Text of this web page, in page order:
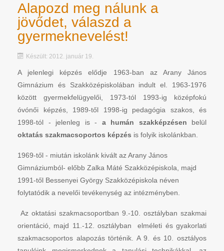
Alapozd meg nálunk a
jövődet, válaszd a
gyermeknevelést!
Készült: 2012. január 19.
A jelenlegi képzés elődje 1963-ban az Arany János
Gimnázium és Szakközépiskolában indult el. 1963-1976
között gyermekfelügyelői, 1973-tól 1993-ig középfokú
óvónői képzés, 1989-től 1998-ig pedagógia szakos, és
1998-tól - jelenleg is - a humán szakképzésen belül
oktatás szakmacsoportos képzés is folyik iskolánkban.
1969-től - miután iskolánk kivált az Arany János
Gimnáziumból- előbb Zalka Máté Szakközépiskola, majd
1991-től Bessenyei György Szakközépiskola néven
folytatódik a nevelői tevékenység az intézményben.
Az oktatási szakmacsoportban 9.-10. osztályban szakmai
orientáció, majd 11.-12. osztályban elméleti és gyakorlati
szakmacsoportos alapozás történik. A 9. és 10. osztályos